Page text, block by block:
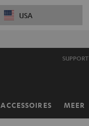
USA
SUPPORT
ACCESSOIRES MEER